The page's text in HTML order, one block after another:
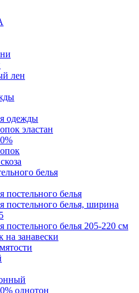
лен
одежды
эластан
белья
постельного белья
постельного белья, ширина
постельного белья 205-220 см
на занавески
однотон